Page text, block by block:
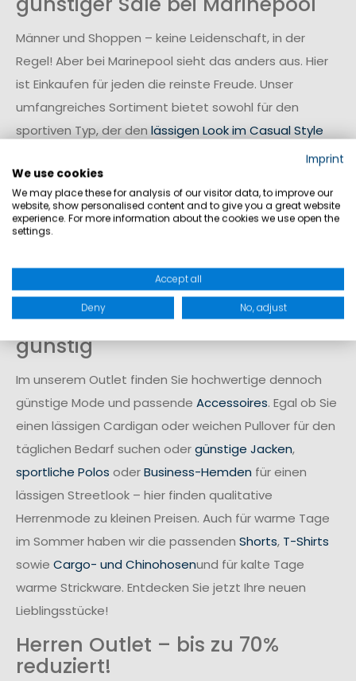
Männer und Shoppen – keine Leidenschaft, in der
Regel! Aber bei Marinepool sieht das anders aus. Hier
ist Einkaufen für jeden die reinste Freude. Unser
umfangreiches Sortiment bietet sowohl für den
sportiven Typ, der denlässigen Look im Casual Style
Business-Look, eine riesige Auswahl. Im Herren Sale
können Sie die neusten Trends shoppen und dabei
noch Geld sparen. Sichern Sie sich im Schlussverkauf
und Rabatte in Marinepool Onlineshop sichern!
Sale – reduzierte
Herrenbekleidung mega
günstig
Im unserem Outlet finden Sie hochwertige dennoch
günstige Mode und passende Accessoires. Egal ob Sie
einen lässigen Cardigan oder weichen Pullover für den
täglichen Bedarf suchen odergünstige Jacken,
sportliche Polos oderBusiness-Hemden für einen
lässigen Streetlook – hier finden qualitative
Herrenmode zu kleinen Preisen. Auch für warme Tage
im Sommer haben wir die passenden Shorts, T-Shirts
sowie Cargo- und Chinohosenund für kalte Tage
warme Strickware. Entdecken Sie jetzt Ihre neuen
Lieblingsstücke!
Herren Outlet – bis zu 70%
reduziert!
Imprint
We use cookies
We may place these for analysis of our visitor data, to improve our
website, show personalised content and to give you a great website
experience. For more information about the cookies we use open the
settings.
Accept all
Deny No, adjust